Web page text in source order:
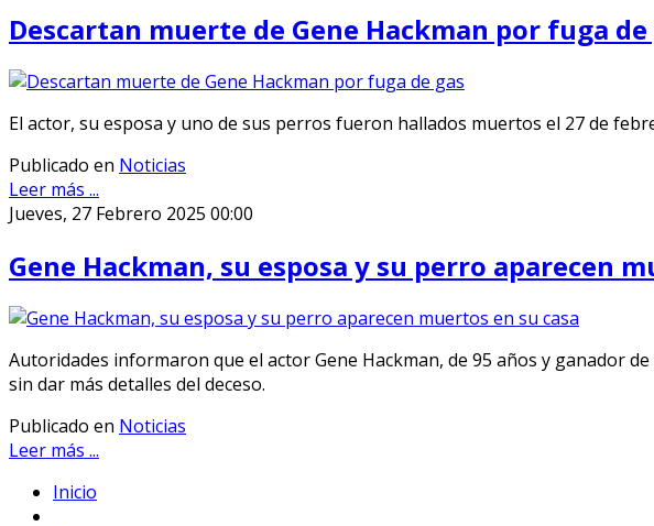
Descartan muerte de Gene Hackman por fuga de
El actor, su esposa y uno de sus perros fueron hallados muertos el 27 de
Publicado en Noticias
Leer más ...
Jueves, 27 Febrero 2025 00:00
Gene Hackman, su esposa y su perro aparecen
Autoridades informaron que el actor Gene Hackman, de 95 años y ganador
sin dar más detalles del deceso.
Publicado en Noticias
Leer más ...
Inicio